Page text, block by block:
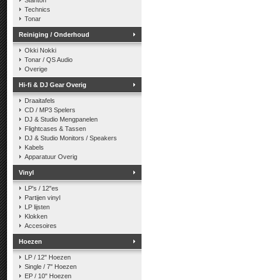
Technics
Tonar
Reiniging / Onderhoud
Okki Nokki
Tonar / QS Audio
Overige
Hi-fi & DJ Gear Overig
Draaitafels
CD / MP3 Spelers
DJ & Studio Mengpanelen
Flightcases & Tassen
DJ & Studio Monitors / Speakers
Kabels
Apparatuur Overig
Vinyl
LP's / 12"es
Partijen vinyl
LP lijsten
Klokken
Accesoires
Hoezen
LP / 12" Hoezen
Single / 7" Hoezen
EP / 10" Hoezen